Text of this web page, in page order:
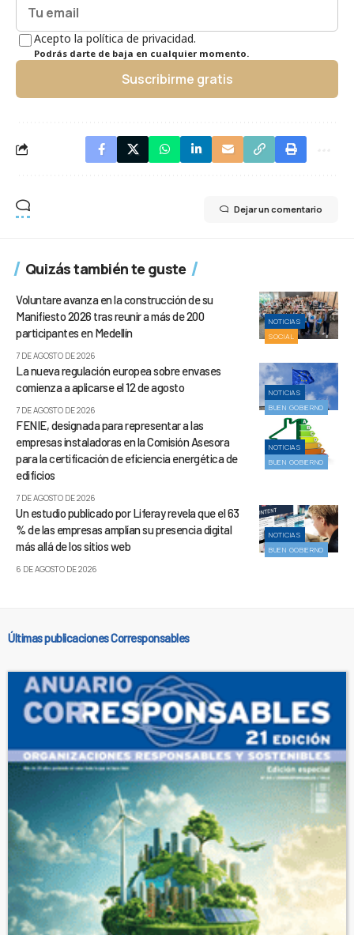
Acepto la política de privacidad.
Podrás darte de baja en cualquier momento.
Suscribirme gratis
Dejar un comentario
Quizás también te guste
NOTICIAS
SOCIAL
Voluntare avanza en la construcción de su
Manifiesto 2026 tras reunir a más de 200
participantes en Medellín
7 DE AGOSTO DE 2026
NOTICIAS
BUEN GOBIERNO
La nueva regulación europea sobre envases
comienza a aplicarse el 12 de agosto
7 DE AGOSTO DE 2026
NOTICIAS
BUEN GOBIERNO
FENIE, designada para representar a las
empresas instaladoras en la Comisión Asesora
para la certificación de eficiencia energética de
edificios
7 DE AGOSTO DE 2026
NOTICIAS
BUEN GOBIERNO
Un estudio publicado por Liferay revela que el 63
% de las empresas amplían su presencia digital
más allá de los sitios web
6 DE AGOSTO DE 2026
Últimas publicaciones Corresponsables